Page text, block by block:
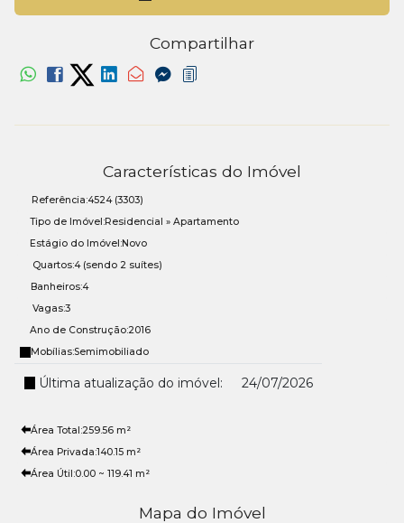
Compartilhar
Características do Imóvel
Referência:4524 (3303)
Tipo de Imóvel:Residencial » Apartamento
Estágio do Imóvel:Novo
Quartos:4 (sendo 2 suítes)
Banheiros:4
Vagas:3
Ano de Construção:2016
Mobílias:Semimobiliado
Última atualização do imóvel: 24/07/2026
Área Total:259.56 m²
Área Privada:140.15 m²
Área Útil:0.00 ~ 119.41 m²
Mapa do Imóvel